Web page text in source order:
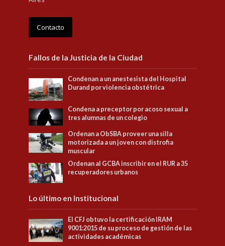
Contacto
Fallos de la Justicia de la Ciudad
Condenan a un anestesista del Hospital
Durand por violencia obstétrica
Condena a preceptor por acoso sexual a
tres alumnas de un colegio
Ordenan a ObSBA proveer una silla
motorizada a un joven con distrofia
muscular
Ordenan al GCBA inscribir en el RUR a 35
recuperadores urbanos
Lo último en Institucional
El CFJ obtuvo la certificación IRAM
9001:2015 de su proceso de gestión de las
actividades académicas